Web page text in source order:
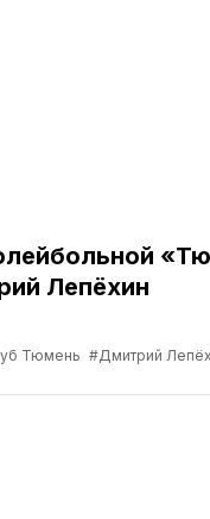
Лепёхин
Тюмень #Дмитрий